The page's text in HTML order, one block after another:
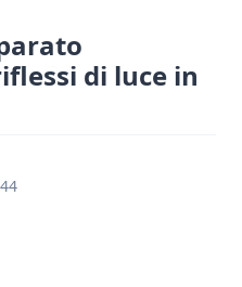
di luce in